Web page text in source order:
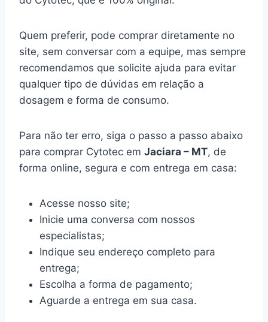
Quem preferir, pode comprar diretamente no
site, sem conversar com a equipe, mas sempre
recomendamos que solicite ajuda para evitar
qualquer tipo de dúvidas em relação a
dosagem e forma de consumo.
Para não ter erro, siga o passo a passo abaixo
para comprar Cytotec em Jaciara – MT, de
forma online, segura e com entrega em casa:
Acesse nosso site;
Inicie uma conversa com nossos
especialistas;
Indique seu endereço completo para
entrega;
Escolha a forma de pagamento;
Aguarde a entrega em sua casa.